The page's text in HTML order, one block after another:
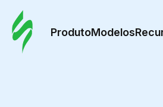
ProdutoModelos